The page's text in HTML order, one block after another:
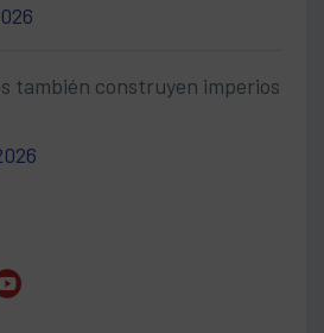
también construyen imperios